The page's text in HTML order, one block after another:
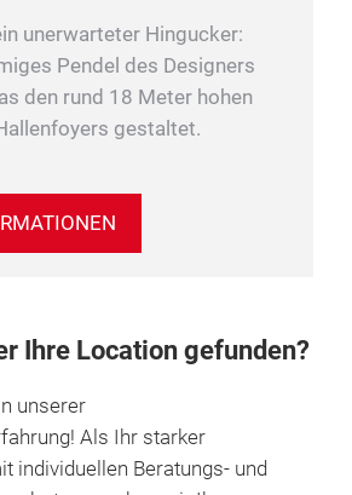
unerwarteter Hingucker:
Pendel des Designers
den rund 18 Meter hohen
gestaltet.
Ihre Location gefunden?
unserer
Als Ihr starker
individuellen Beratungs- und